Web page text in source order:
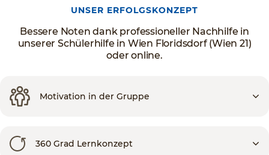
UNSER ERFOLGSKONZEPT
Bessere Noten dank professioneller Nachhilfe in
unserer Schülerhilfe in Wien Floridsdorf (Wien 21)
oder online.
Motivation in der Gruppe
360 Grad Lernkonzept